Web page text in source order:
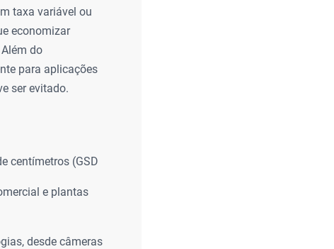
taxa variável ou
economizar
do
para aplicações
ser evitado.
centímetros (GSD
e plantas
desde câmeras